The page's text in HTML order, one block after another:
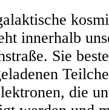
innerhalb
Sie
die